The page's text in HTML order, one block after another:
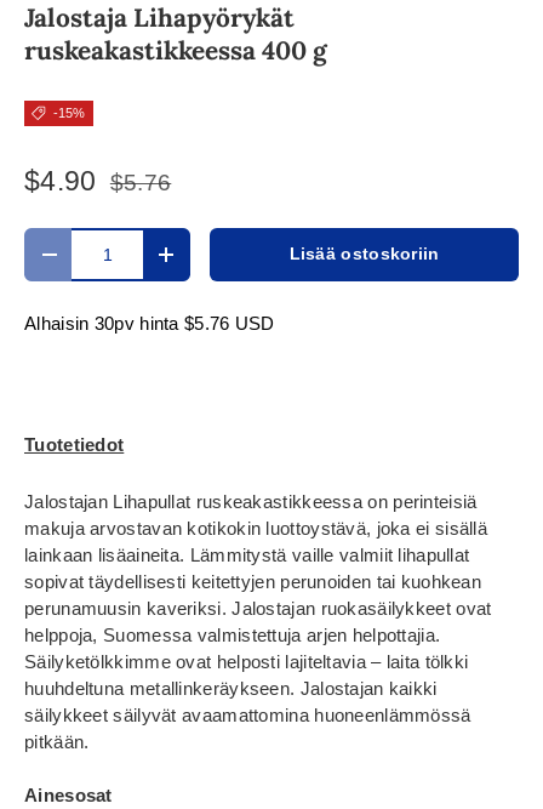
Jalostaja Lihapyörykät
ruskeakastikkeessa 400 g
-15%
$4.90 $5.76
Määrä
Translation missing: fi.cart.items.decrease_quantity
Translation missing:Lisää ostoskoriin
Alhaisin 30pv hinta $5.76 USD
Tuotetiedot
Jalostajan Lihapullat ruskeakastikkeessa on perinteisiä
makuja arvostavan kotikokin luottoystävä, joka ei sisällä
lainkaan lisäaineita. Lämmitystä vaille valmiit lihapullat
sopivat täydellisesti keitettyjen perunoiden tai kuohkean
perunamuusin kaveriksi. Jalostajan ruokasäilykkeet ovat
helppoja, Suomessa valmistettuja arjen helpottajia.
Säilyketölkkimme ovat helposti lajiteltavia – laita tölkki
huuhdeltuna metallinkeräykseen. Jalostajan kaikki
säilykkeet säilyvät avaamattomina huoneenlämmössä
pitkään.
Ainesosat